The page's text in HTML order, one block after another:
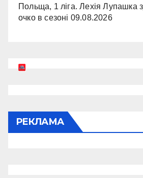
Польща, 1 ліга. Лехія Лупашка
очко в сезоні 09.08.2026
РЕКЛАМА